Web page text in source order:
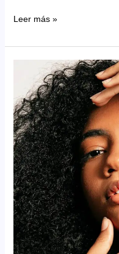
Your
To
Picking
the
Perfect
Foundation
Leer más »